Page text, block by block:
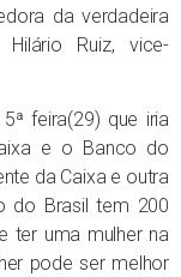
da verdadeira
Ruiz, vice-
feira(29) que iria
e o Banco do
da Caixa e outra
do Brasil tem 200
ter uma mulher na
pode ser melhor